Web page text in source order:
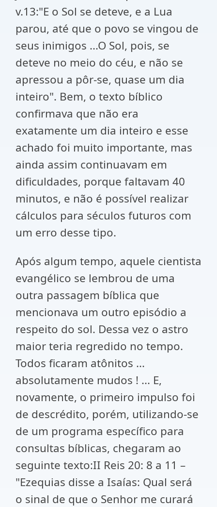
v.13:"E o Sol se deteve, e a Lua
parou, até que o povo se vingou de
seus inimigos ...O Sol, pois, se
deteve no meio do céu, e não se
apressou a pôr-se, quase um dia
inteiro". Bem, o texto bíblico
confirmava que não era
exatamente um dia inteiro e esse
achado foi muito importante, mas
ainda assim continuavam em
dificuldades, porque faltavam 40
minutos, e não é possível realizar
cálculos para séculos futuros com
um erro desse tipo.
Após algum tempo, aquele cientista
evangélico se lembrou de uma
outra passagem bíblica que
mencionava um outro episódio a
respeito do sol. Dessa vez o astro
maior teria regredido no tempo.
Todos ficaram atônitos ...
absolutamente mudos ! ... E,
novamente, o primeiro impulso foi
de descrédito, porém, utilizando-se
de um programa específico para
consultas bíblicas, chegaram ao
seguinte texto:II Reis 20: 8 a 11 –
"Ezequias disse a Isaías: Qual será
o sinal de que o Senhor me curará